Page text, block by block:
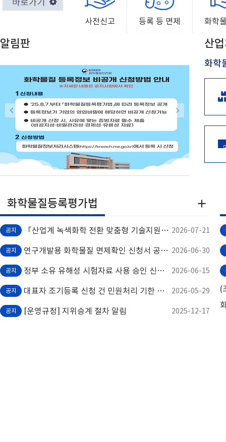
사전신고 등록 등 면제 화학
알림판 산
화학
화학물질등록평가법
공지 「산업계 녹색화학 전환 맞춤형 기술지원사업」수요조사 안내 2026-07-21
공지 연구개발용 화학물질 면제확인 신청서 공동 작성 기능 추가 안내 2026-06-30
공지 정부 소유 유해성 시험자료 사용 승인 신청 매뉴얼 및 시험자료 목록 안내 2026-06-15
공지 대표자 조기등록 신청 건 민원처리 기한 연장 안내 2026-05-29
공지 [운영규정] 지위승계 절차 알림 2025-12-17